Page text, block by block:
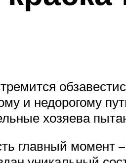
и недорогому
хозяева
главный момент